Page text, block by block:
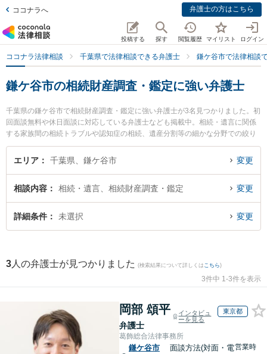
ココナラへ 弁護士の方はこちら
投稿する 探す 閲覧履歴 マイリスト ログイン
ココナラ法律相談 千葉県で法律相談できる弁護士 鎌ケ谷市で法律相談
鎌ケ谷市の相続財産調査・鑑定に強い弁護士
千葉県の鎌ケ谷市で相続財産調査・鑑定に強い弁護士が3名見つかりました。初
回面談無料や休日面談に対応している弁護士なども掲載中。相続・遺言に関係
する家族間の相続トラブルや認知症の相続、遺産分割等の細かな分野での絞り
込み検索もでき便利です。特にかまがや総合法律事務所の奧村 裕子弁護士やか
まがや総合法律事務所の新川 雄斗弁護士、かまがや総合法律事務所の塚谷 祐貴
士に相談したい』『相続財産調査・鑑定のトラブル解決の実績豊富な近くの弁
護士を検索したい』『初回相談無料で相続財産調査・鑑定を法律相談できる鎌
ケ谷市内の弁護士に相談予約したい』などでお困りの相談者さんにおすすめで
エリア 千葉県、鎌ケ谷市 変更
相談内容 相続・遺言、相続財産調査・鑑定 変更
詳細条件 未選択 変更
3 人の弁護士が見つかりました (検索結果について詳しくは こちら)
3件中 1-3件を表示
岡部 頌平
弁護士
インタビュ
ーを見る
東京都
葛飾総合法律事務所
鎌ケ谷市
面談方法(対面・電営業時